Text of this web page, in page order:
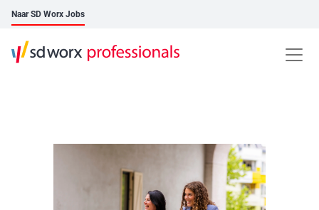
Naar SD Worx Jobs